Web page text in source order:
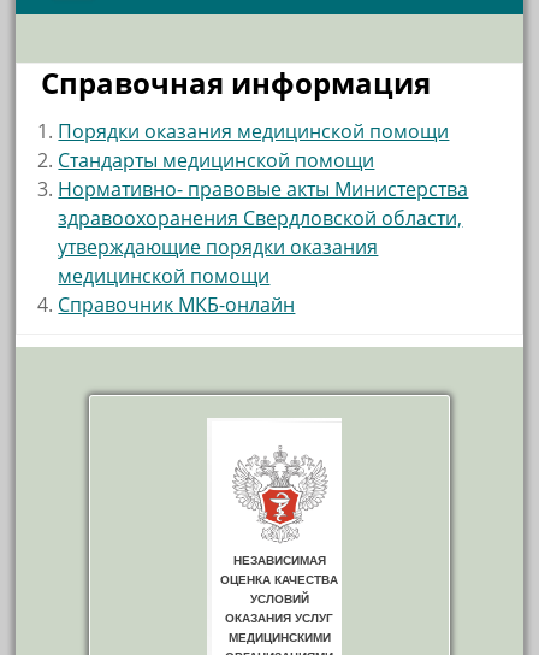
Справочная информация
Порядки оказания медицинской помощи
Стандарты медицинской помощи
Нормативно- правовые акты Министерства
здравоохоранения Свердловской области,
утверждающие порядки оказания
медицинской помощи
Cправочник МКБ-онлайн